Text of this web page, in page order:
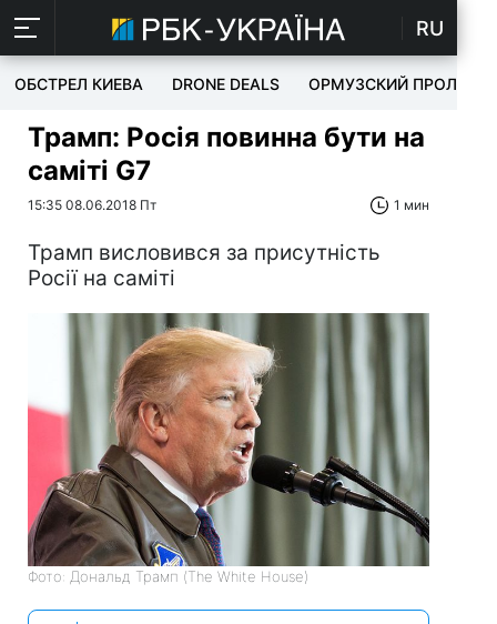
RU
ОБСТРЕЛ КИЕВА DRONE DEALS ОРМУЗСКИЙ ПРОЛИВ
Трамп: Росія повинна бути на
саміті G7
15:35 08.06.2018 Пт 1 мин
Трамп висловився за присутність
Росії на саміті
Фото: Дональд Трамп (The White House)